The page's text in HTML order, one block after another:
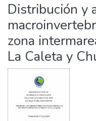
Distribución y
zona
La Caleta y